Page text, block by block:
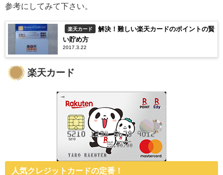
参考にしてみて下さい。
楽天カード
解決！難しい楽天カードのポイントの賢
い貯め方
2017.3.22
楽天カード
人気クレジットカードの定番！